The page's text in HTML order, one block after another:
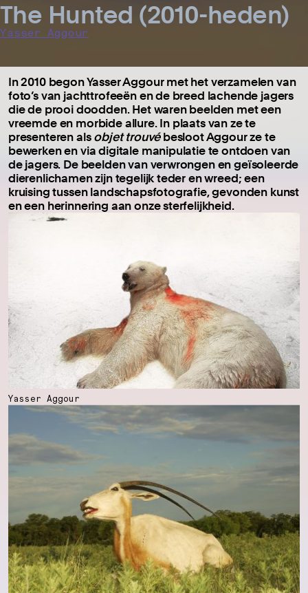
The Hunted (2010-heden)
Yasser Aggour
In 2010 begon Yasser Aggour met het verzamelen van
foto’s van jachttrofeeën en de breed lachende jagers
die de prooi doodden. Het waren beelden met een
vreemde en morbide allure. In plaats van ze te
presenteren alsobjet trouvébesloot Aggour ze te
bewerken en via digitale manipulatie te ontdoen van
de jagers. De beelden van verwrongen en geïsoleerde
dierenlichamen zijn tegelijk teder en wreed; een
kruising tussen landschapsfotografie, gevonden kunst
en een herinnering aan onze sterfelijkheid.
Yasser Aggour